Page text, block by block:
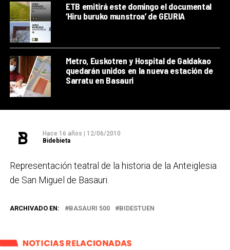
ETB emitirá este domingo el documental
‘Hiru buruko munstroa’ de GEURIA
Metro, Euskotren y Hospital de Galdakao
quedarán unidos en la nueva estación de
Sarratu en Basauri
Hace 16 años
12/06/2010
Bidebieta
Representación teatral de la historia de la Anteiglesia
de San Miguel de Basauri.
ARCHIVADO EN: BASAURI 500 BIDESTUEN
NOTICIAS RELACIONADAS